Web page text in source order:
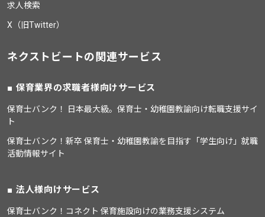
求人検索
X（旧Twitter）
ネクストビートの関連サービス
保育業界の求職者様向けサービス
保育士バンク！ 日本最大級。保育士・幼稚園教諭向け転職支援サイ
ト
保育士バンク！新卒 保育士・幼稚園教諭を目指す「学生向け」就職
活動情報サイト
法人様向けサービス
保育士バンク！コネクト 保育施設向けの業務支援システム